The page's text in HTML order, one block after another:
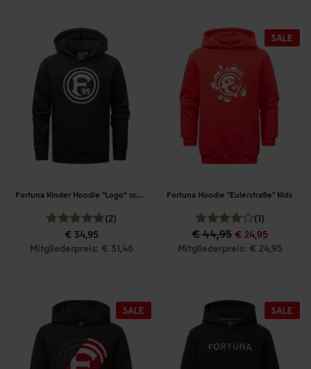
Fortuna Kinder Hoodie "Logo“ schwarz
(2)
€ 34,95
Mitgliederpreis: € 31,46
Fortuna Hoodie "Eulerstraße" Kids
(1)
€ 44,95 € 24,95
Mitgliederpreis: € 24,95